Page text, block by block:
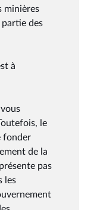
minières
des
à
le
fonder
de la
pas
les